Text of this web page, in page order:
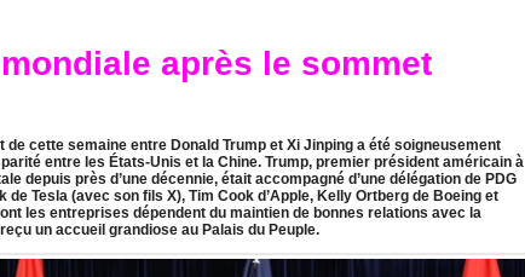
après le sommet
de cette semaine entre Donald Trump et Xi Jinping a été soigneusement
entre les États-Unis et la Chine. Trump, premier président américain à
depuis près d’une décennie, était accompagné d’une délégation de PDG
Tesla (avec son fils X), Tim Cook d’Apple, Kelly Ortberg de Boeing et
les entreprises dépendent du maintien de bonnes relations avec la
un accueil grandiose au Palais du Peuple.